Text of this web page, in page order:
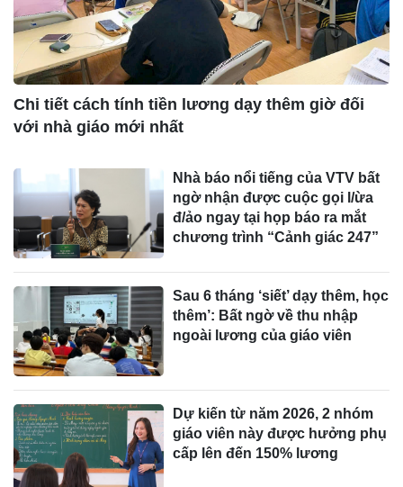
Chi tiết cách tính tiền lương dạy thêm giờ đối
với nhà giáo mới nhất
Nhà báo nổi tiếng của VTV bất
ngờ nhận được cuộc gọi l/ừa
đ/ảo ngay tại họp báo ra mắt
chương trình “Cảnh giác 247”
Sau 6 tháng ‘siết’ dạy thêm, học
thêm’: Bất ngờ về thu nhập
ngoài lương của giáo viên
Dự kiến từ năm 2026, 2 nhóm
giáo viên này được hưởng phụ
cấp lên đến 150% lương